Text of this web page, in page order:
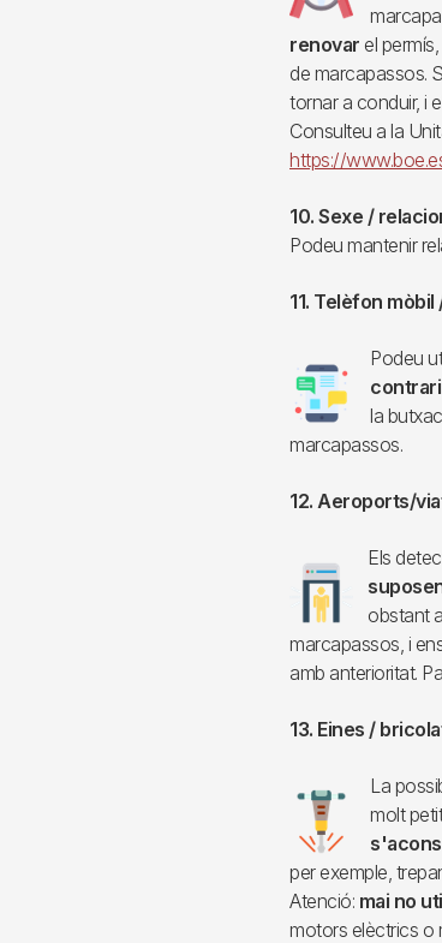
renovar el
de marcapassos.
tornar a conduir, i
Consulteu a la
https://
10. Sexe /
Podeu mantenir
11. Telèfon mòbil
Imagen
Podeu
contrari
la
marcapassos.
12. Aeroports/
Imagen
Els
obstant
marcapassos, i
amb anterioritat.
13. Eines /
Imagen
La
molt
per exemple,
Atenció: mai no
motors elèctrics o